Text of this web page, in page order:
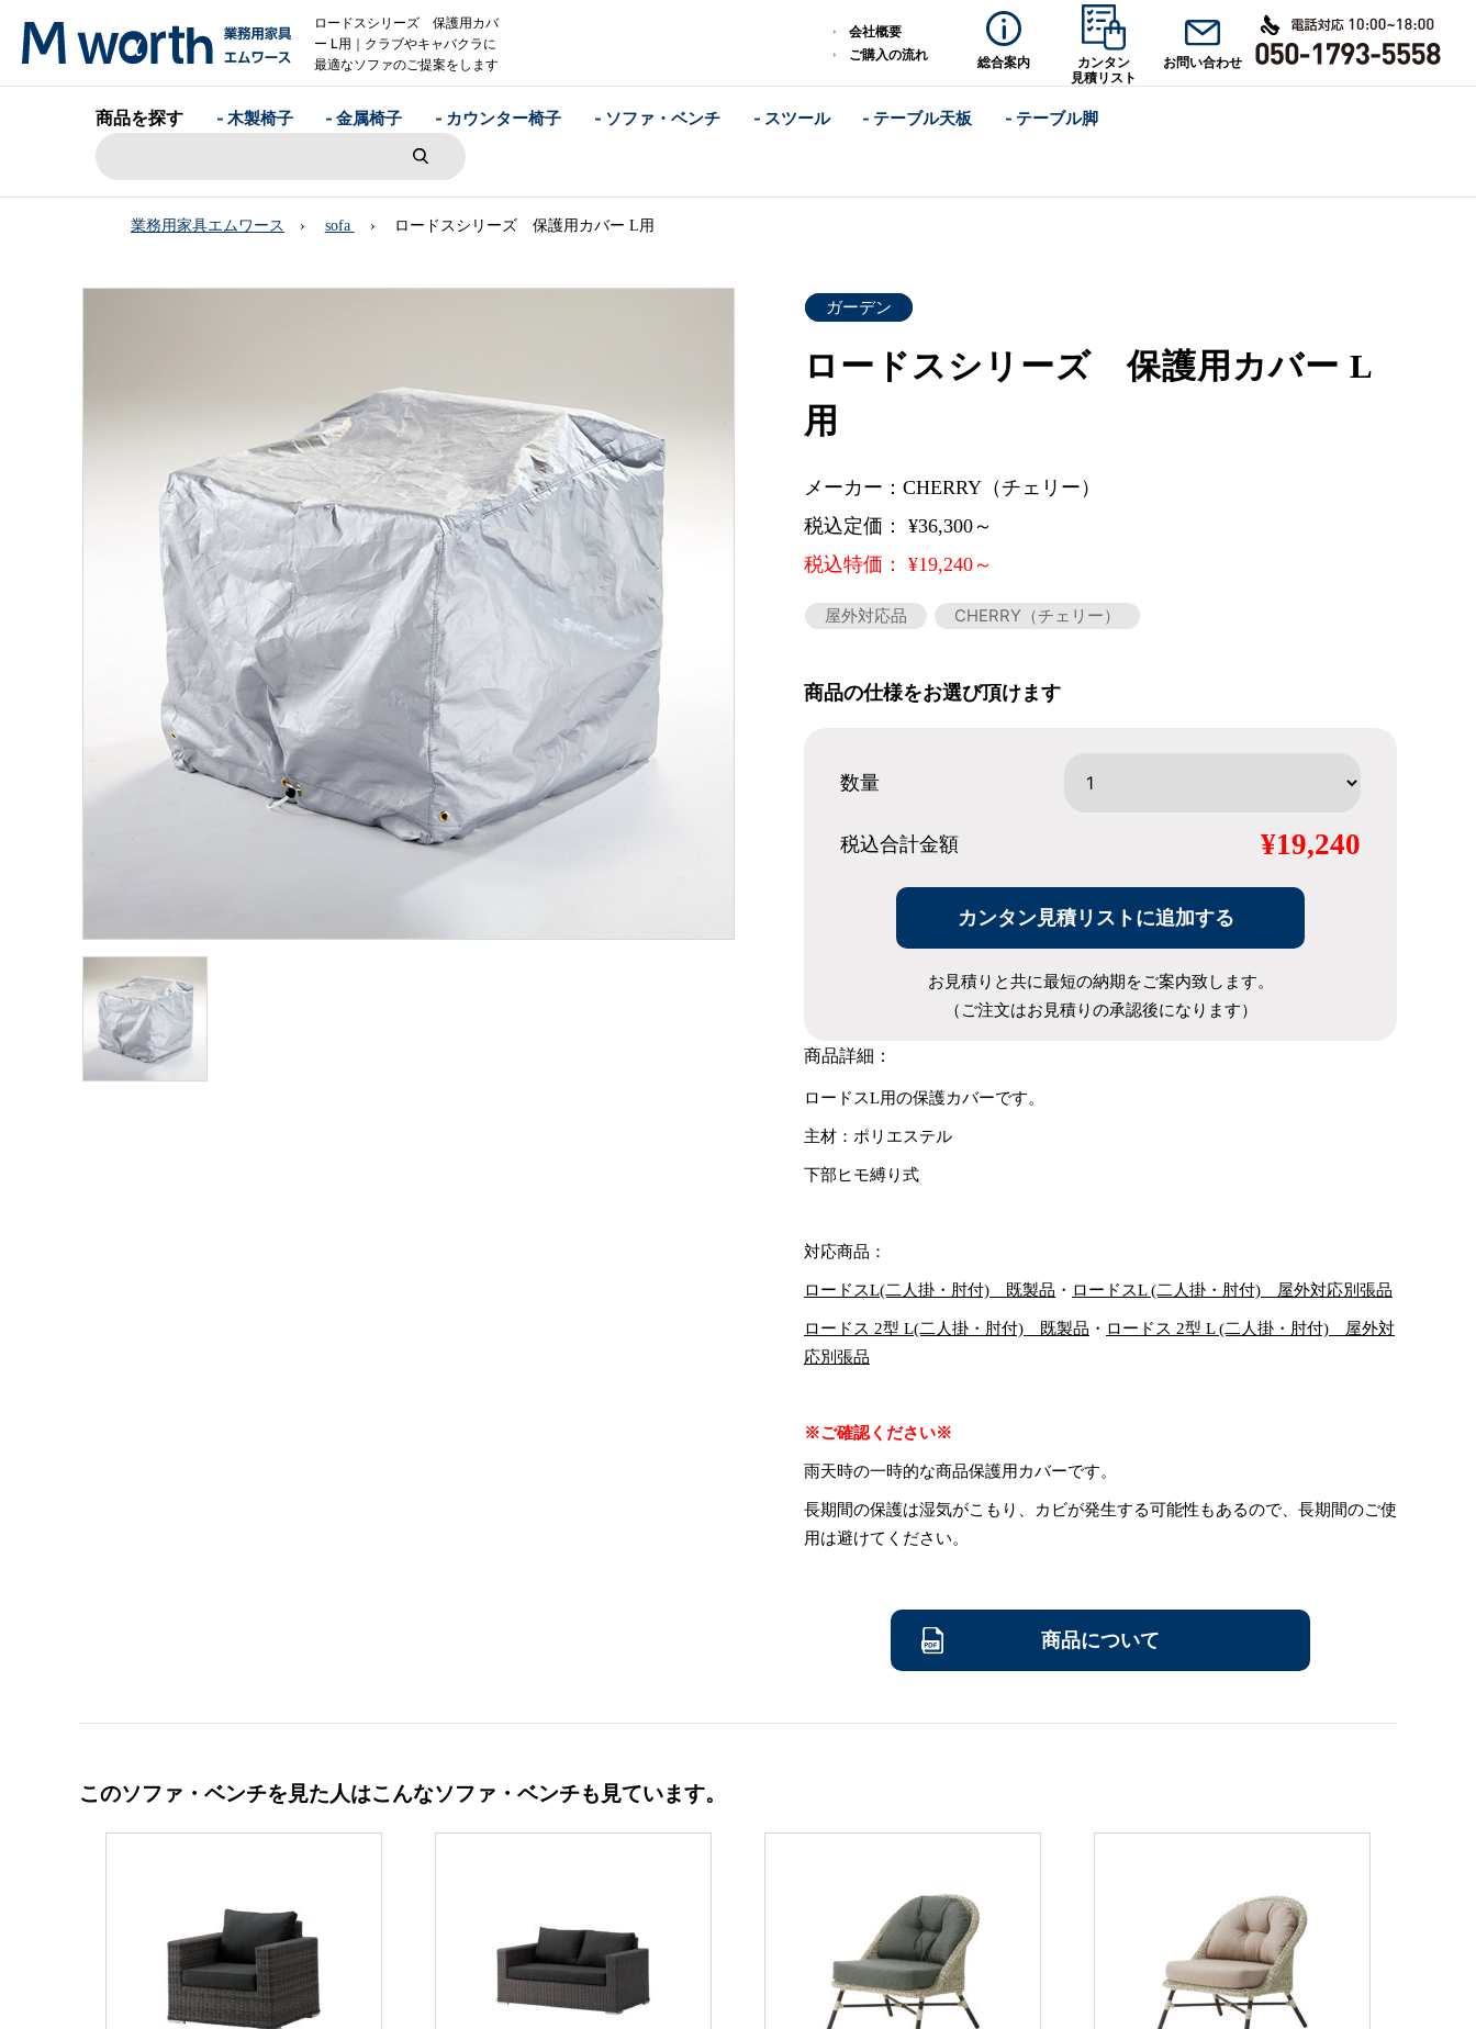
ロードスシリーズ 保護用カバ
ー L用｜クラブやキャバクラに
最適なソファのご提案をします
会社概要
ご購入の流れ
総合案内
カンタン
見積リスト
お問い合わせ
商品を探す - 木製椅子 - 金属椅子 - カウンター椅子 - ソファ・ベンチ - スツール - テーブル天板 - テーブル脚
業務用家具エムワース sofa ロードスシリーズ 保護用カバー L用
ガーデン
ロードスシリーズ 保護用カバー L
用
メーカー：CHERRY（チェリー）
税込定価： ¥36,300～
税込特価： ¥19,240～
屋外対応品 CHERRY（チェリー）
商品の仕様をお選び頂けます
数量
税込合計金額 ¥19,240
カンタン見積リストに追加する
お見積りと共に最短の納期をご案内致します。
（ご注文はお見積りの承認後になります）
商品詳細：
ロードスL用の保護カバーです。
主材：ポリエステル
下部ヒモ縛り式
対応商品：
ロードスL(二人掛・肘付) 既製品 ・ ロードスL (二人掛・肘付) 屋外対応別張品
ロードス 2型 L(二人掛・肘付) 既製品 ・ ロードス 2型 L (二人掛・肘付) 屋外対
応別張品
※ご確認ください※
雨天時の一時的な商品保護用カバーです。
長期間の保護は湿気がこもり、カビが発生する可能性もあるので、長期間のご使
用は避けてください。
商品について
このソファ・ベンチを見た人はこんなソファ・ベンチも見ています。